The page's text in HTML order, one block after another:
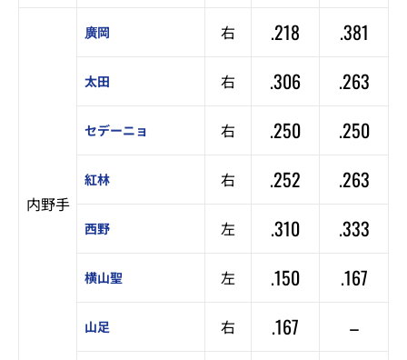
内野手
廣岡 右 .218 .381
太田 右 .306 .263
セデーニョ 右 .250 .250
紅林 右 .252 .263
西野 左 .310 .333
横山聖 左 .150 .167
山足 右 .167 –